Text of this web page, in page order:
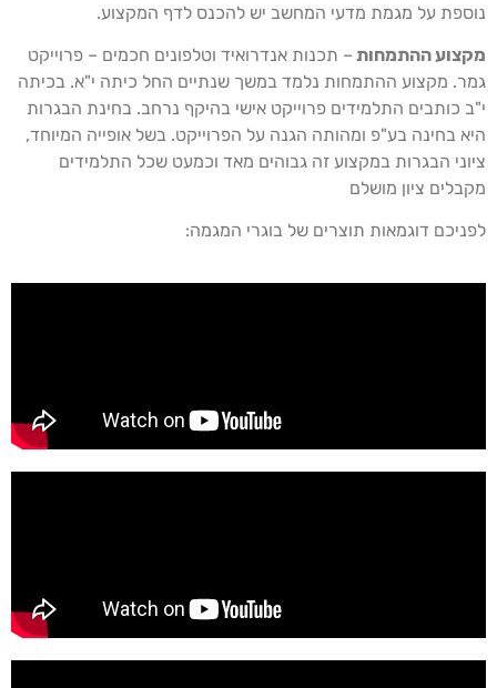
על מגמת מדעי המחשב יש להכנס לדף המקצוע.
ההתמחות– תכנות אנדרואיד וטלפונים חכמים – פרוייקט
מקצוע ההתמחות נלמד במשך שנתיים החל כיתה י"א. בכיתה
כותבים התלמידים פרוייקט אישי בהיקף נרחב. בחינת הבגרות
בחינה בע"פ ומהותה הגנה על הפרוייקט. בשל אופייה המיוחד,
הבגרות במקצוע זה גבוהים מאד וכמעט שכל התלמידים
ציון מושלם
דוגמאות תוצרים של בוגרי המגמה: